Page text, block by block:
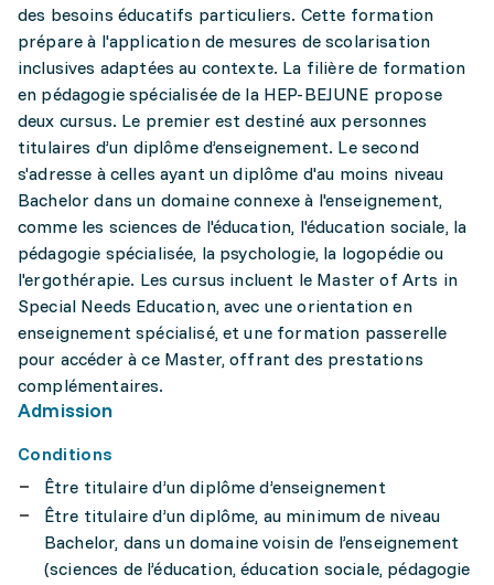
des besoins éducatifs particuliers. Cette formation
prépare à l'application de mesures de scolarisation
inclusives adaptées au contexte. La filière de formation
en pédagogie spécialisée de la HEP-BEJUNE propose
deux cursus. Le premier est destiné aux personnes
titulaires d’un diplôme d’enseignement. Le second
s'adresse à celles ayant un diplôme d'au moins niveau
Bachelor dans un domaine connexe à l'enseignement,
comme les sciences de l'éducation, l'éducation sociale, la
pédagogie spécialisée, la psychologie, la logopédie ou
l'ergothérapie. Les cursus incluent le Master of Arts in
Special Needs Education, avec une orientation en
enseignement spécialisé, et une formation passerelle
pour accéder à ce Master, offrant des prestations
complémentaires.
Admission
Conditions
Être titulaire d’un diplôme d’enseignement
Être titulaire d’un diplôme, au minimum de niveau
Bachelor, dans un domaine voisin de l’enseignement
(sciences de l’éducation, éducation sociale, pédagogie